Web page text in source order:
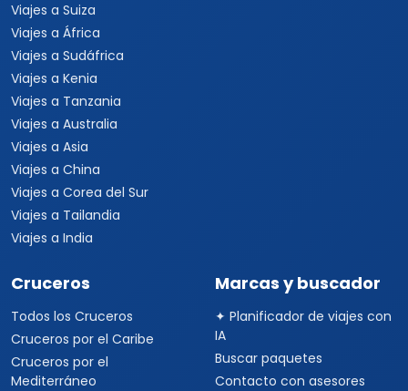
Viajes a Suiza
Viajes a África
Viajes a Sudáfrica
Viajes a Kenia
Viajes a Tanzania
Viajes a Australia
Viajes a Asia
Viajes a China
Viajes a Corea del Sur
Viajes a Tailandia
Viajes a India
Cruceros
Todos los Cruceros
Cruceros por el Caribe
Cruceros por el
Mediterráneo
Marcas y buscador
✦ Planificador de viajes con
IA
Buscar paquetes
Contacto con asesores